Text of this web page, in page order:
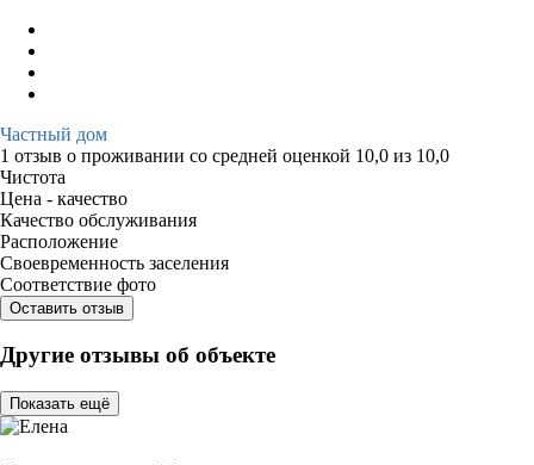
Частный дом
1 отзыв о проживании со средней оценкой 10,0 из 10,0
Чистота
Цена - качество
Качество обслуживания
Расположение
Своевременность заселения
Соответствие фото
Оставить отзыв
Другие отзывы об объекте
Показать ещё